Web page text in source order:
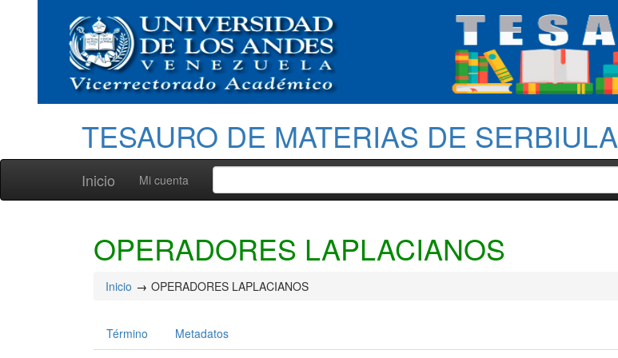
TESAURO DE MATERIAS DE SERBIULA
Inicio Mi cuenta
OPERADORES LAPLACIANOS
Inicio OPERADORES LAPLACIANOS
Término Metadatos